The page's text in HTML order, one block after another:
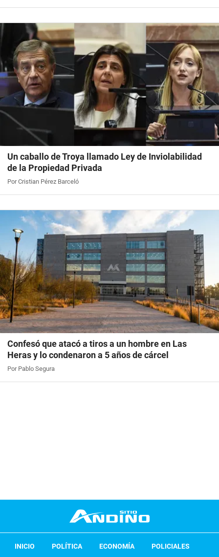
Un caballo de Troya llamado Ley de Inviolabilidad
de la Propiedad Privada
Por Cristian Pérez Barceló
Confesó que atacó a tiros a un hombre en Las
Heras y lo condenaron a 5 años de cárcel
Por Pablo Segura
INICIO POLÍTICA ECONOMÍA
POLICIALES